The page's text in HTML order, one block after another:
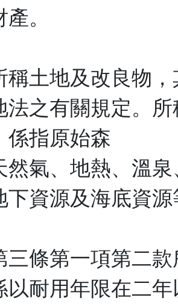
。
稱土地及改良物，
法之有關規定。所
係指原始森
然氣、地熱、溫泉
下資源及海底資源
三條第一項第二款
以耐用年限在二